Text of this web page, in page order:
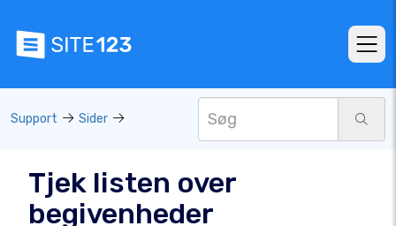
Support Sider
Tjek listen over
begivenheder